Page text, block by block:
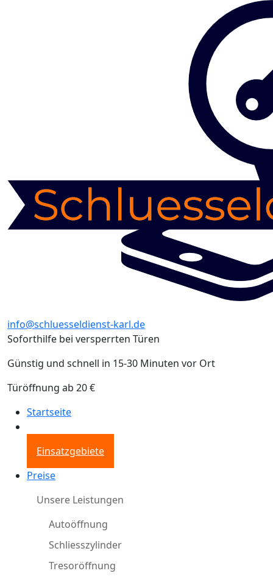
info@schluesseldienst-karl.de
Soforthilfe bei versperrten Türen
Günstig und schnell in 15-30 Minuten vor Ort
Türöffnung ab 20 €
Startseite
Einsatzgebiete
Preise
Unsere Leistungen
Autoöffnung
Schliesszylinder
Tresoröffnung